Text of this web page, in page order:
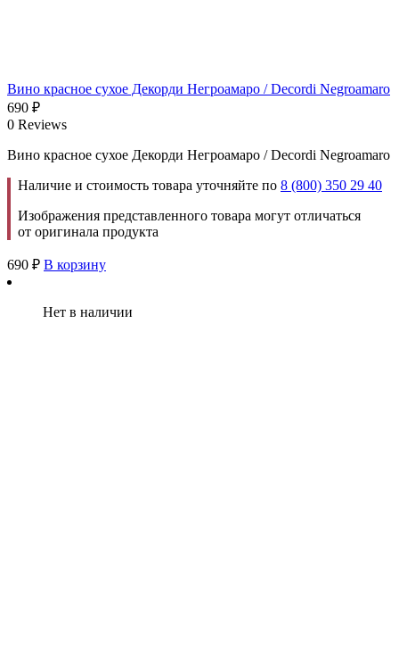
Вино красное сухое Декорди Негроамаро / Decordi Negroamaro
690 ₽
0 Reviews
Вино красное сухое Декорди Негроамаро / Decordi Negroamaro
Наличие и стоимость товара уточняйте по 8 (800) 350 29 40
Изображения представленного товара могут отличаться
от оригинала продукта
690 ₽ В корзину
Нет в наличии